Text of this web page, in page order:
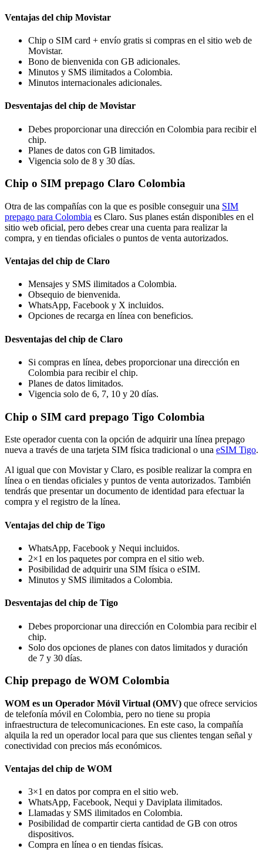
Ventajas del chip Movistar
Chip o SIM card + envío gratis si compras en el sitio web de
Movistar.
Bono de bienvenida con GB adicionales.
Minutos y SMS ilimitados a Colombia.
Minutos internacionales adicionales.
Desventajas del chip de Movistar
Debes proporcionar una dirección en Colombia para recibir el
chip.
Planes de datos con GB limitados.
Vigencia solo de 8 y 30 días.
Chip o SIM prepago Claro Colombia
Otra de las compañías con la que es posible conseguir una SIM
prepago para Colombia es Claro. Sus planes están disponibles en el
sitio web oficial, pero debes crear una cuenta para realizar la
compra, y en tiendas oficiales o puntos de venta autorizados.
Ventajas del chip de Claro
Mensajes y SMS ilimitados a Colombia.
Obsequio de bienvenida.
WhatsApp, Facebook y X incluidos.
Opciones de recarga en línea con beneficios.
Desventajas del chip de Claro
Si compras en línea, debes proporcionar una dirección en
Colombia para recibir el chip.
Planes de datos limitados.
Vigencia solo de 6, 7, 10 y 20 días.
Chip o SIM card prepago Tigo Colombia
Este operador cuenta con la opción de adquirir una línea prepago
nueva a través de una tarjeta SIM física tradicional o una eSIM Tigo.
Al igual que con Movistar y Claro, es posible realizar la compra en
línea o en tiendas oficiales y puntos de venta autorizados. También
tendrás que presentar un documento de identidad para efectuar la
compra y el registro de la línea.
Ventajas del chip de Tigo
WhatsApp, Facebook y Nequi incluidos.
2×1 en los paquetes por compra en el sitio web.
Posibilidad de adquirir una SIM física o eSIM.
Minutos y SMS ilimitados a Colombia.
Desventajas del chip de Tigo
Debes proporcionar una dirección en Colombia para recibir el
chip.
Solo dos opciones de planes con datos limitados y duración
de 7 y 30 días.
Chip prepago de WOM Colombia
WOM es un Operador Móvil Virtual (OMV) que ofrece servicios
de telefonía móvil en Colombia, pero no tiene su propia
infraestructura de telecomunicaciones. En este caso, la compañía
alquila la red un operador local para que sus clientes tengan señal y
conectividad con precios más económicos.
Ventajas del chip de WOM
3×1 en datos por compra en el sitio web.
WhatsApp, Facebook, Nequi y Daviplata ilimitados.
Llamadas y SMS ilimitados en Colombia.
Posibilidad de compartir cierta cantidad de GB con otros
dispositivos.
Compra en línea o en tiendas físicas.